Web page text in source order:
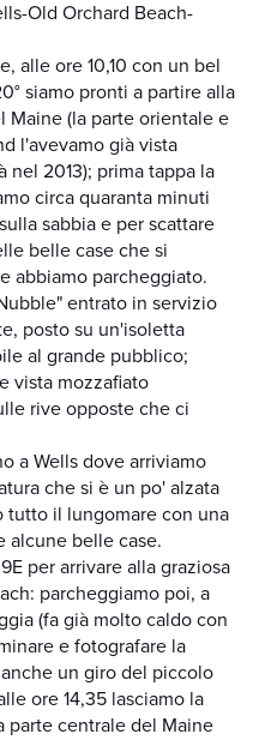
Old Orchard Beach-
alle ore 10,10 con un bel
siamo pronti a partire alla
Maine (la parte orientale e
l'avevamo già vista
nel 2013); prima tappa la
circa quaranta minuti
sabbia e per scattare
belle case che si
abbiamo parcheggiato.
entrato in servizio
posto su un'isoletta
al grande pubblico;
vista mozzafiato
rive opposte che ci
a Wells dove arriviamo
che si è un po' alzata
tutto il lungomare con una
alcune belle case.
per arrivare alla graziosa
parcheggiamo poi, a
(fa già molto caldo con
e fotografare la
un giro del piccolo
ore 14,35 lasciamo la
parte centrale del Maine